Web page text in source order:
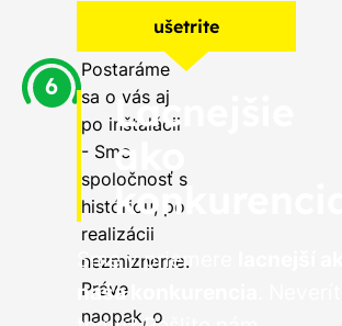
Postaráme
sa o vás aj
po inštalácii
- Sme
spoločnosť s
históriou, po
realizácii
nezmizneme.
Práve
naopak, o
ušetrite
Lacnejšie
ako
konkurencia!
Sme v priemere
naša konkurencia